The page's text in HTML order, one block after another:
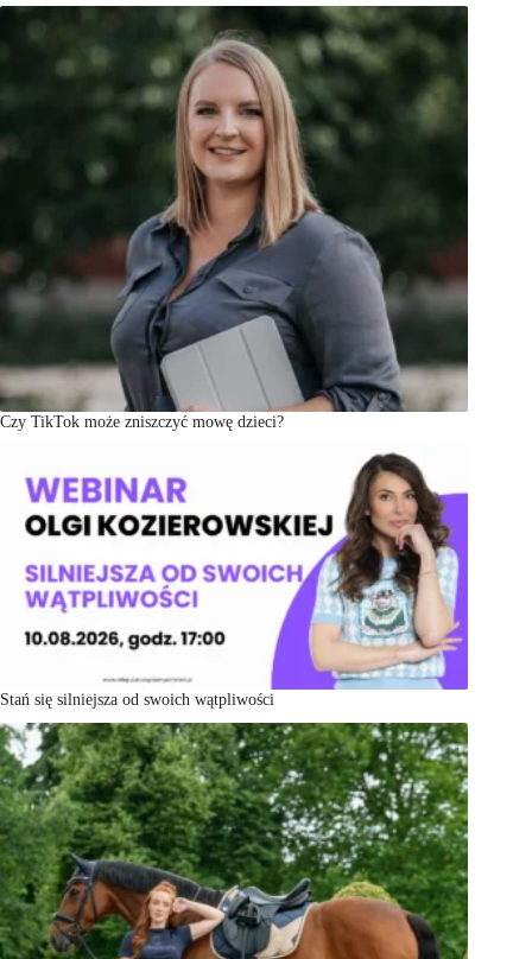
Czy TikTok może zniszczyć mowę dzieci?
Stań się silniejsza od swoich wątpliwości